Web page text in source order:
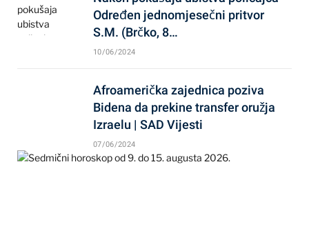
Određen jednomjesečni pritvor
S.M. (Brčko, 8…
10/06/2024
Afroamerička zajednica poziva
Bidena da prekine transfer oružja
Izraelu | SAD Vijesti
07/06/2024